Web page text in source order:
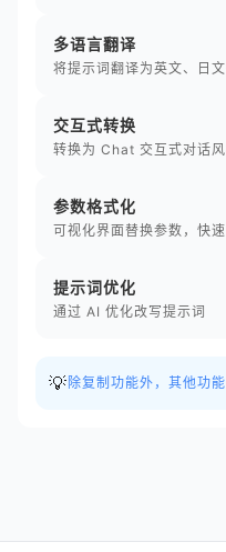
多语言翻译
将提示词翻译为英文、日
交互式转换
转换为 Chat 交互式对话
参数格式化
可视化界面替换参数，快
提示词优化
通过 AI 优化改写提示词
💡 除复制功能外，其他功